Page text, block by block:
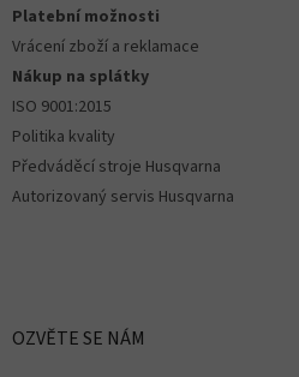
Platební možnosti
Vrácení zboží a reklamace
Nákup na splátky
ISO 9001:2015
Politika kvality
Předváděcí stroje Husqvarna
Autorizovaný servis Husqvarna
OZVĚTE SE NÁM